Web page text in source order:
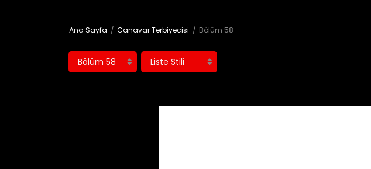
Ana Sayfa Canavar Terbiyecisi Bölüm 58